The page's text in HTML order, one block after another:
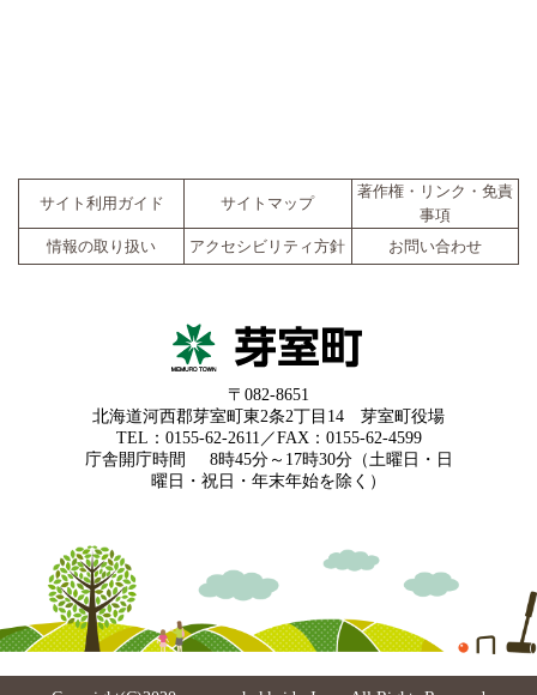
サイト利用ガイド サイトマップ
著作権・リンク・免責
事項
情報の取り扱い
アクセシビリティ方針 お問い合わせ
〒082-8651
北海道河西郡芽室町東2条2丁目14 芽室町役場
TEL：0155-62-2611／FAX：0155-62-4599
庁舎開庁時間
8時45分～17時30分（土曜日・日
曜日・祝日・年末年始を除く）